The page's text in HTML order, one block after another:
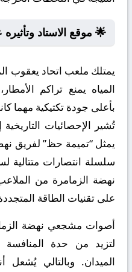
🌟 موقع الاستاد وتأثيره
يمتلك ملعب اتحاد يعقوب
المياه يمنع تراكم
بأعلى جودة تكتيكية مهما
تُشير الإحصائيات
يمثل “تميمة حظ” لفريق
سلسلة انتصارات متتالية
نهضة الزمامرة من
على تقنيات الطاقة
أصوات مشجعي نهضة
لتزيد من حدة
الميدان. وبالتالي يُشعل